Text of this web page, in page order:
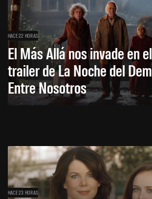
HACE 22 HORAS
El Más Allá nos invade en
trailer de La Noche del
Entre Nosotros
HACE 23 HORAS